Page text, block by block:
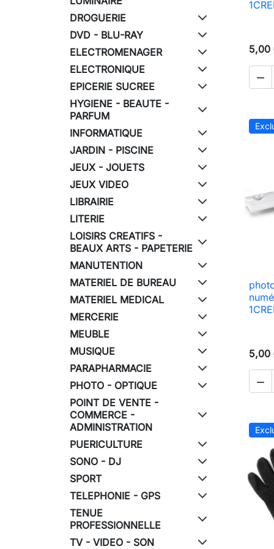
DROGUERIE
DVD - BLU-RAY
ELECTROMENAGER
ELECTRONIQUE
EPICERIE SUCREE
HYGIENE - BEAUTE -
PARFUM
INFORMATIQUE
JARDIN - PISCINE
JEUX - JOUETS
JEUX VIDEO
LIBRAIRIE
LITERIE
LOISIRS CREATIFS -
BEAUX ARTS - PAPETERIE
MANUTENTION
MATERIEL DE BUREAU
MATERIEL MEDICAL
MERCERIE
MEUBLE
MUSIQUE
PARAPHARMACIE
PHOTO - OPTIQUE
POINT DE VENTE -
COMMERCE -
ADMINISTRATION
PUERICULTURE
SONO - DJ
SPORT
TELEPHONIE - GPS
TENUE
PROFESSIONNELLE
TV - VIDEO - SON
5,00

5,00
